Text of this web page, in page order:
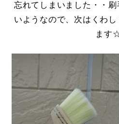
忘れてしまいました・・
いようなので、次はくわ
ます